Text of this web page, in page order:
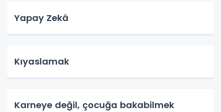
Yapay Zekâ
Kıyaslamak
Karneye değil, çocuğa bakabilmek